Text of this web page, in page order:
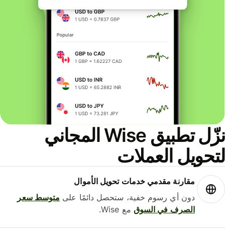
نزّل تطبيق Wise المجاني
العملات
مقارنة مقدمي خدمات تحويل الأموال
دون أي رسوم خفية، ستحصل دائمًا علىمتوسط ​​سعر
الصرف في السوقمع Wise.